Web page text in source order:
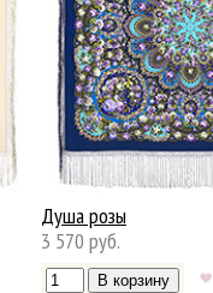
Душа розы
3 570 руб.